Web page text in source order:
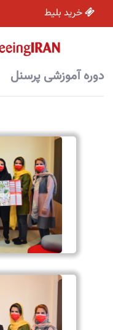
خرید بلیط
دوره آموزشی پرسنل